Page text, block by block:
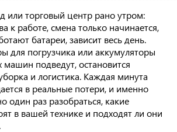
или торговый центр рано утром:
к работе, смена только начинается,
батареи, зависит весь день.
для погрузчика или аккумуляторы
подведут, остановится
и логистика. Каждая минута
в реальные потери, и именно
один раз разобраться, какие
в вашей технике и подходят ли они